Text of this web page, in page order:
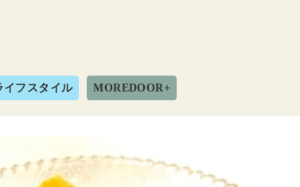
イフスタイル MOREDOOR+